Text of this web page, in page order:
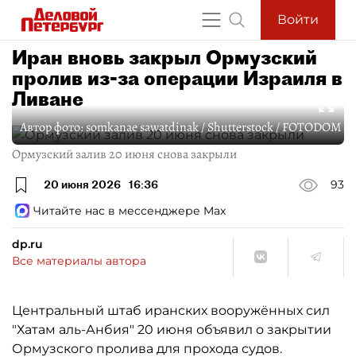
Войти
Иран вновь закрыл Ормузский
пролив из-за операции Израиля в
Ливане
Автор фото:somkanae sawatdinak / Shutterstock / FOTODOM
Ормузский залив 20 июня снова закрыли
20 июня 2026 16:36
93
Читайте нас в мессенджере Max
dp.ru
Все материалы автора
Центральный штаб иранских вооружённых сил
"Хатам аль-Анбия" 20 июня объявил о закрытии
Ормузского пролива для прохода судов.